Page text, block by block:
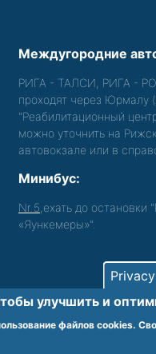
Междугородние
РИГА - ТАЛСИ, РИГА -
проходят через Юрмалу
"Реабилитационный
можно уточнить на
автовокзале или в
Минибус:
Nr.5 ,ехать до
«Яункемеры»".
с функциональными
улучшить и
файлов cookies.